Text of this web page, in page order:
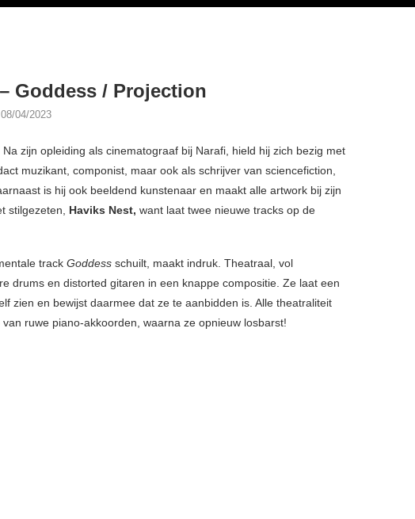
Goddess / Projection
08/04/2023
zijn opleiding als cinematograaf bij Narafi, hield hij zich bezig met
muzikant, componist, maar ook als schrijver van sciencefiction,
is hij ook beeldend kunstenaar en maakt alle artwork bij zijn
stilgezeten, Haviks Nest, want laat twee nieuwe tracks op de
track Goddess schuilt, maakt indruk. Theatraal, vol
drums en distorted gitaren in een knappe compositie. Ze laat een
zien en bewijst daarmee dat ze te aanbidden is. Alle theatraliteit
ruwe piano-akkoorden, waarna ze opnieuw losbarst!